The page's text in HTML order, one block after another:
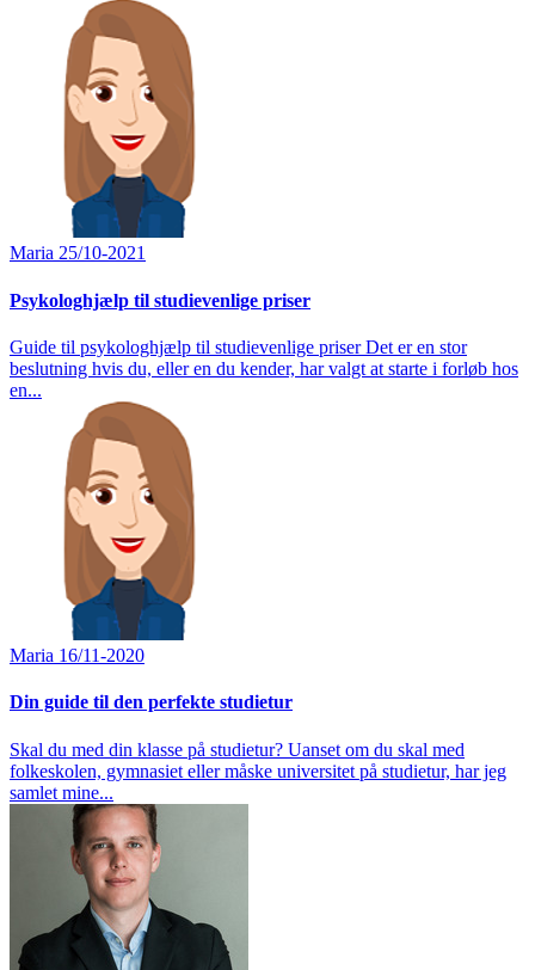
Maria 25/10-2021
Psykologhjælp til studievenlige priser
Guide til psykologhjælp til studievenlige priser Det er en stor
beslutning hvis du, eller en du kender, har valgt at starte i forløb hos
en...
Maria 16/11-2020
Din guide til den perfekte studietur
Skal du med din klasse på studietur? Uanset om du skal med
folkeskolen, gymnasiet eller måske universitet på studietur, har jeg
samlet mine...